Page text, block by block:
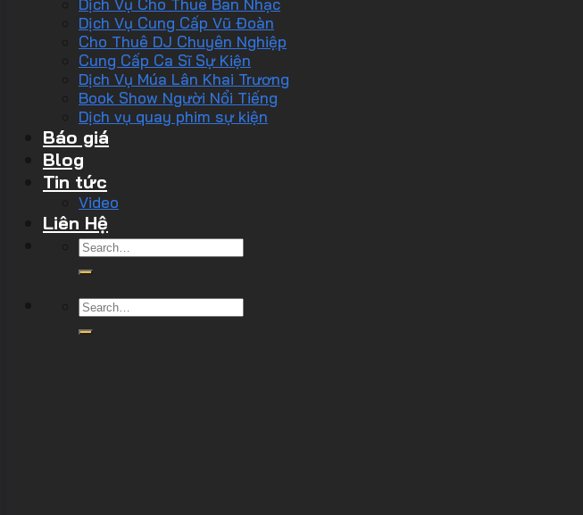
Dịch Vụ Cho Thuê Ban Nhạc
Dịch Vụ Cung Cấp Vũ Đoàn
Cho Thuê DJ Chuyên Nghiệp
Cung Cấp Ca Sĩ Sự Kiện
Dịch Vụ Múa Lân Khai Trương
Book Show Người Nổi Tiếng
Dịch vụ quay phim sự kiện
Báo giá
Blog
Tin tức
Video
Liên Hệ